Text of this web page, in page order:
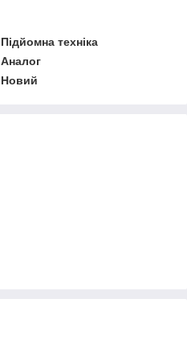
Підйомна техніка
Аналог
Новий